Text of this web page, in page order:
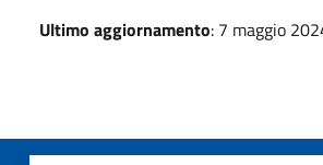
Ultimo aggiornamento: 7 maggio